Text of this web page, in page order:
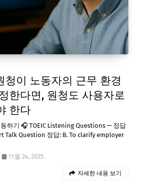
청이 노동자의 근무 환경
한다면, 원청도 사용자로
한다
하기 🎧 TOEIC Listening Questions — 정답
Talk Question 정답: B. To clarify employer
11월 24, 2025
자세한 내용 보기